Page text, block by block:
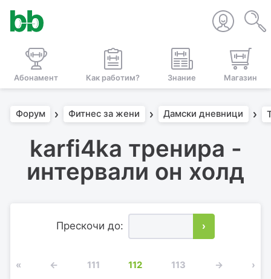
Абонамент Как работим? Знание Магазин
Форум Фитнес за жени Дамски дневници
karfi4ka тренира -
интервали он холд
Прескочи до: ›
« ← 111 112 113 → ›